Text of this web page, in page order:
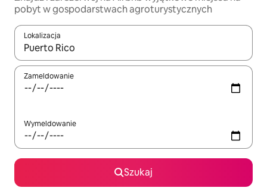
pobyt w gospodarstwach agroturystycznych
Lokalizacja
Gdy wyniki będą dostępne, możesz poruszać się po nich za
Zameldowanie
Wymeldowanie
Szukaj